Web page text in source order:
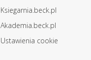
Ksiegarnia.beck.pl
Akademia.beck.pl
Ustawienia cookie